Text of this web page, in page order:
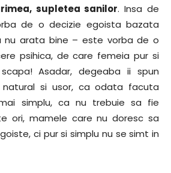
supletea sanilor. Insa de
de o decizie egoista bazata
arata bine – este vorba de o
psihica, de care femeia pur si
Asadar, degeaba ii spun
si usor, ca odata facuta
simplu, ca nu trebuie sa fie
ori, mamele care nu doresc sa
ci pur si simplu nu se simt in